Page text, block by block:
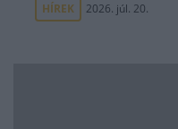
HÍREK 2026. júl. 20.